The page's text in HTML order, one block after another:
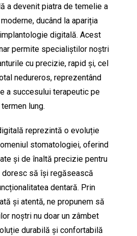
a devenit piatra de temelie a
ducând la apariția
digitală. Acest
permite specialiștilor noștri
cu precizie, rapid și, cel
nedureros, reprezentând
a succesului terapeutic pe
termen lung.
reprezintă o evoluție
stomatologiei, oferind
și de înaltă precizie pentru
doresc să își regăsească
dentară. Prin
și atentă, ne propunem să
noștri nu doar un zâmbet
durabilă și confortabilă